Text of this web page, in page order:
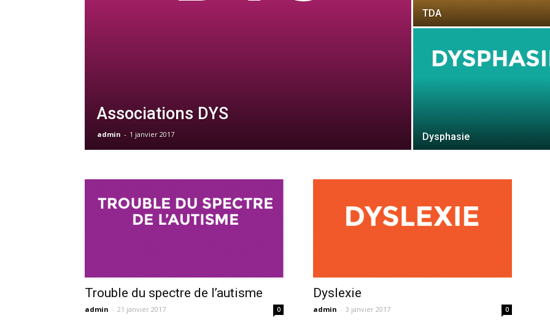
Associations DYS
admin - 1 janvier 2017
TDA
Dysphasie
Trouble du spectre de l’autisme
admin - 21 janvier 2017 0
Dyslexie
admin - 3 janvier 2017 0